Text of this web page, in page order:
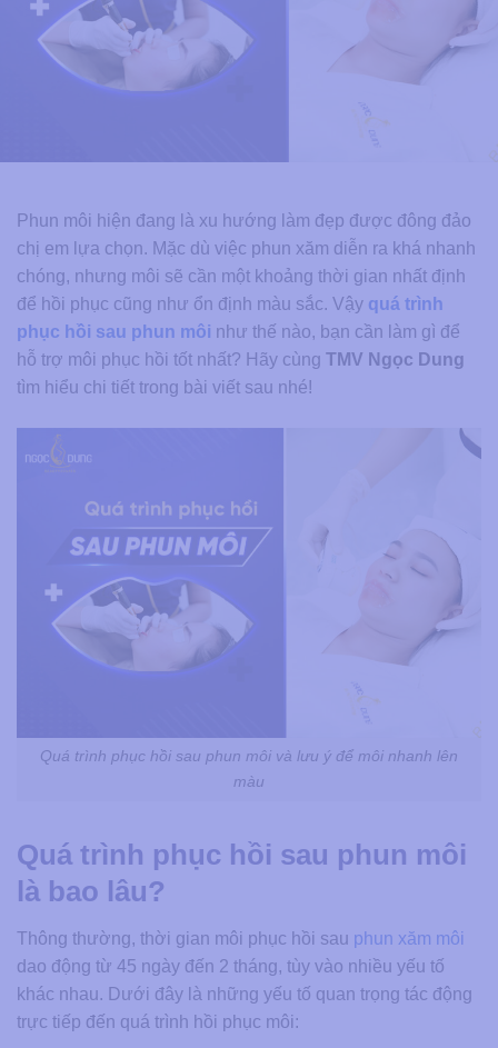
Phun môi hiện đang là xu hướng làm đẹp được đông đảo
chị em lựa chọn. Mặc dù việc phun xăm diễn ra khá nhanh
chóng, nhưng môi sẽ cần một khoảng thời gian nhất định
để hồi phục cũng như ổn định màu sắc. Vậy quá trình
phục hồi sau phun môi như thế nào, bạn cần làm gì để
hỗ trợ môi phục hồi tốt nhất? Hãy cùng TMV Ngọc Dung
tìm hiểu chi tiết trong bài viết sau nhé!
Quá trình phục hồi sau phun môi và lưu ý để môi nhanh lên
màu
Quá trình phục hồi sau phun môi
là bao lâu?
Thông thường, thời gian môi phục hồi sau phun xăm môi
dao động từ 45 ngày đến 2 tháng, tùy vào nhiều yếu tố
khác nhau. Dưới đây là những yếu tố quan trọng tác động
trực tiếp đến quá trình hồi phục môi: